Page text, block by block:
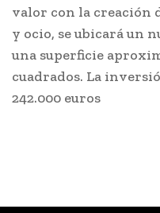
valor con la creación
y ocio, se ubicará un
una superficie
cuadrados. La
242.000 euros